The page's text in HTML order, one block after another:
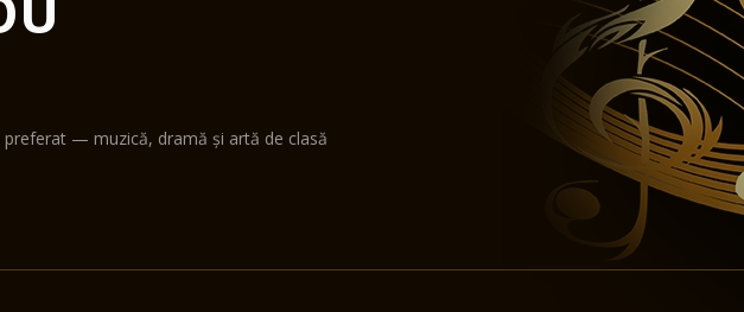
preferat — muzică, dramă și artă de clasă